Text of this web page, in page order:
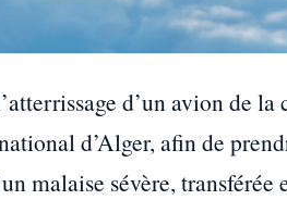
d’un avion de la
d’Alger, afin de
malaise sévère, transférée